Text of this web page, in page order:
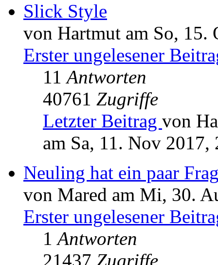
Slick Style
von Hartmut am So, 15.
Erster ungelesener
11Antworten
40761 Zugriffe
Letzter Beitrag von
am Sa, 11. Nov 2017,
Neuling hat ein paar
von Mared am Mi, 30.
Erster ungelesener
1Antworten
21437 Zugriffe